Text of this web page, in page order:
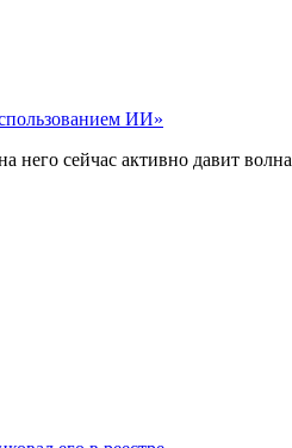
ИИ»
него сейчас активно давит